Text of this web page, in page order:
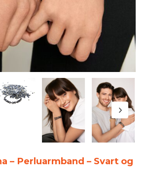
– Perluarmband – Svart og